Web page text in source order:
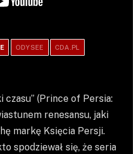
ODYSEE CDA.PL
czasu” (Prince of Persia:
renesansu, jaki
markę Księcia Persji.
spodziewał się, że seria